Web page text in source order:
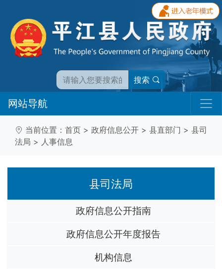
搜索
网站导航
当前位置： 首页 > 政府信息公开 > 县直部门 > 县司
法局 > 人事信息
县司法局
政府信息公开指南
政府信息公开年度报告
机构信息